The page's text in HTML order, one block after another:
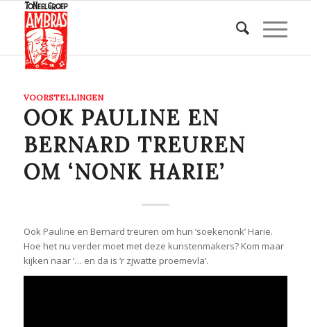
VOORSTELLINGEN
OOK PAULINE EN
BERNARD TREUREN
OM ‘NONK HARIE’
Ook Pauline en Bernard treuren om hun ‘soekenonk’ Harie.
Hoe het nu verder moet met deze kunstenmakers? Kom maar
kijken naar ‘… en da is ‘r zjwatte proemevla’.